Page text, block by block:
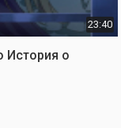
23:40
История о